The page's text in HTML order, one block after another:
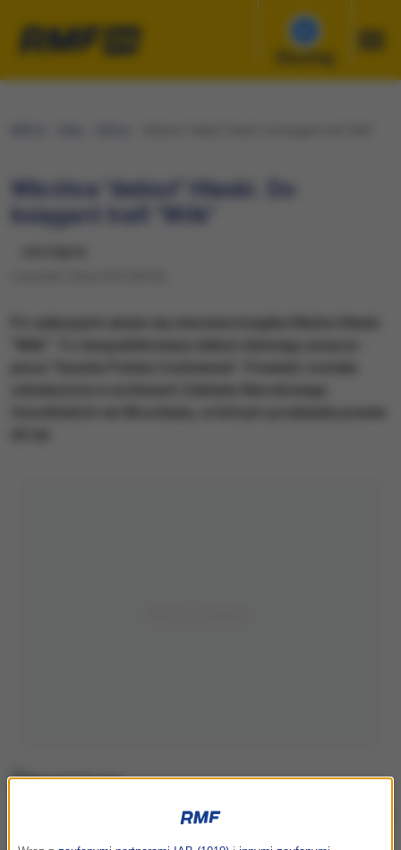
Słuchaj
Wkrótce "debiut" Hłaski. Do
księgarń trafi "Wilk"